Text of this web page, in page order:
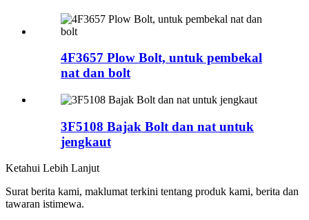
4F3657 Plow Bolt, untuk pembekal
nat dan bolt
3F5108 Bajak Bolt dan nat untuk
jengkaut
Ketahui Lebih Lanjut
Surat berita kami, maklumat terkini tentang produk kami, berita dan
tawaran istimewa.